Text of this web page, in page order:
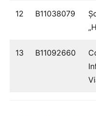
12 B11038079
13 B11092660